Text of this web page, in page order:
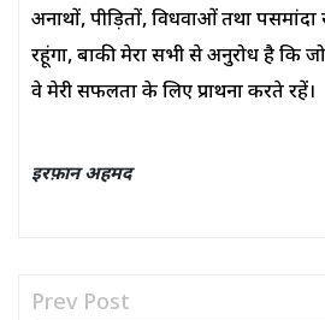
अनाथों, पीड़ितों, विधवाओं तथा
रहूंगा, बाकी मेरा सभी से अनुरोध है कि
वे मेरी सफलता के लिए प्रार्थना करते रहें।
इरफ़ान अहमद
Prev Post